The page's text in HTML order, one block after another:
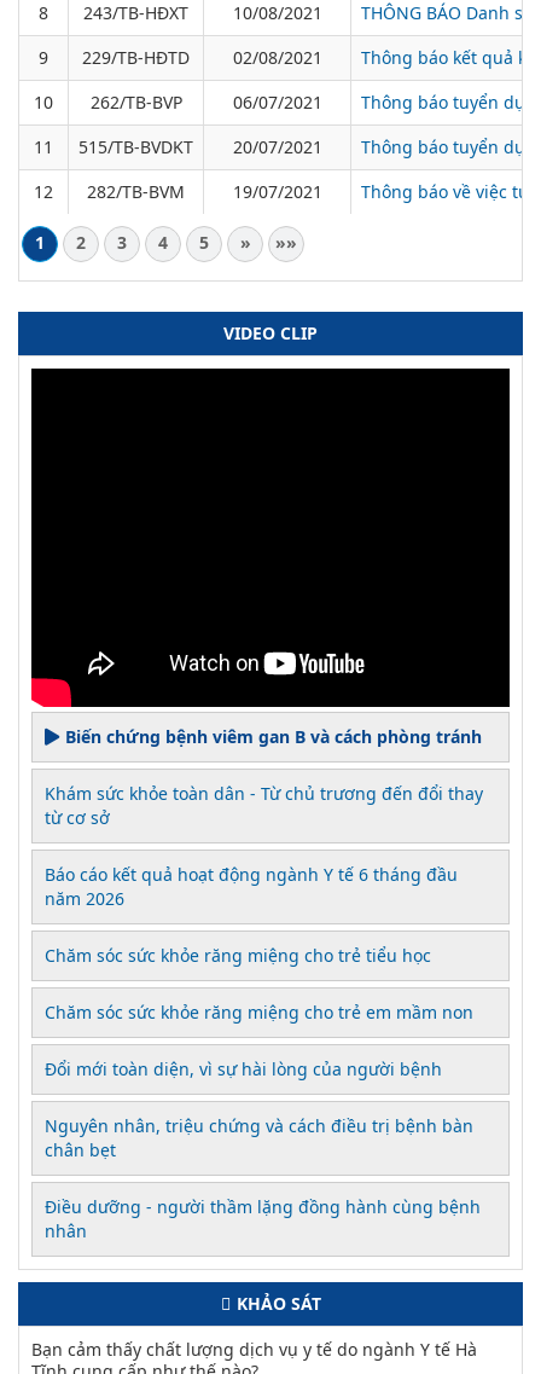
8 243/TB-HĐXT 10/08/2021
THÔNG BÁO Danh
9
229/TB-HĐTD 02/08/2021
Thông báo kết quả
10
262/TB-BVP 06/07/2021
Thông báo tuyển
11
515/TB-BVDKT 20/07/2021
Thông báo tuyển
12
282/TB-BVM 19/07/2021 Thông báo về việc
1 2 3 4 5 » »»
VIDEO CLIP
Biến chứng bệnh viêm gan B và cách phòng tránh
Khám sức khỏe toàn dân - Từ chủ trương đến đổi thay
từ cơ sở
Báo cáo kết quả hoạt động ngành Y tế 6 tháng đầu
năm 2026
Chăm sóc sức khỏe răng miệng cho trẻ tiểu học
Chăm sóc sức khỏe răng miệng cho trẻ em mầm non
Đổi mới toàn diện, vì sự hài lòng của người bệnh
Nguyên nhân, triệu chứng và cách điều trị bệnh bàn
chân bẹt
Điều dưỡng - người thầm lặng đồng hành cùng bệnh
nhân
KHẢO SÁT
Bạn cảm thấy chất lượng dịch vụ y tế do ngành Y tế Hà